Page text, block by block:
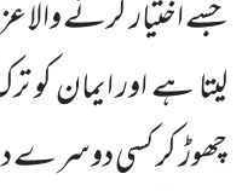
جسے اختیار کرنے
لیتا ہے اور ایمان کو
چھوڑ کر کسی دوسرے دین